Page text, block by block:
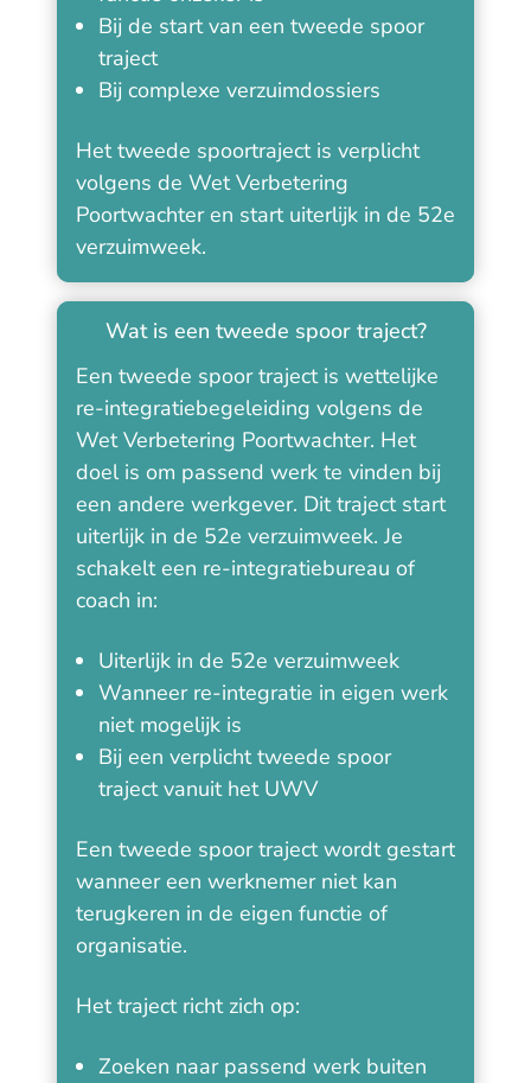
Bij de start van een tweede spoor
traject
Bij complexe verzuimdossiers
Het tweede spoortraject is verplicht
volgens de Wet Verbetering
Poortwachter en start uiterlijk in de 52e
verzuimweek.
Wat is een tweede spoor traject?
Een tweede spoor traject is wettelijke
re-integratiebegeleiding volgens de
Wet Verbetering Poortwachter. Het
doel is om passend werk te vinden bij
een andere werkgever. Dit traject start
uiterlijk in de 52e verzuimweek. Je
schakelt een re-integratiebureau of
coach in:
Uiterlijk in de 52e verzuimweek
Wanneer re-integratie in eigen werk
niet mogelijk is
Bij een verplicht tweede spoor
traject vanuit het UWV
Een tweede spoor traject wordt gestart
wanneer een werknemer niet kan
terugkeren in de eigen functie of
organisatie.
Het traject richt zich op:
Zoeken naar passend werk buiten